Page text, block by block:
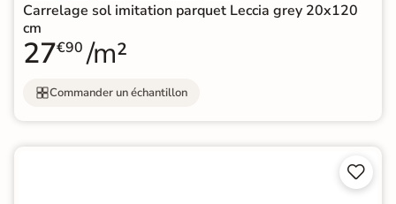
Carrelage sol imitation parquet Leccia grey 20x120
cm
27€90 /m²
Commander un échantillon

